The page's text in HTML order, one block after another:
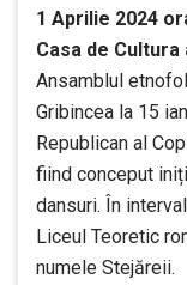
1 Aprilie 2024
Casa de
Ansamblul
Gribincea la 15
Republican al
fiind conceput
dansuri. În
Liceul Teoretic
numele Stejăreii.